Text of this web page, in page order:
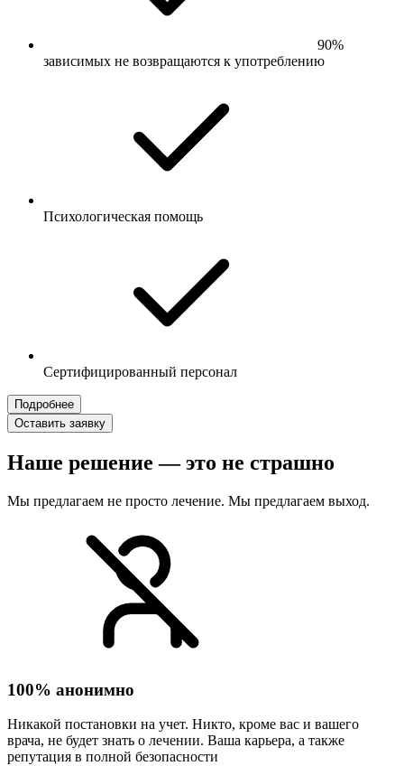
90%
зависимых не возвращаются к употреблению
Психологическая помощь
Сертифицированный персонал
Подробнее
Оставить заявку
Наше решение — это не страшно
Мы предлагаем не просто лечение. Мы предлагаем выход.
100% анонимно
Никакой постановки на учет. Никто, кроме вас и вашего
врача, не будет знать о лечении. Ваша карьера, а также
репутация в полной безопасности